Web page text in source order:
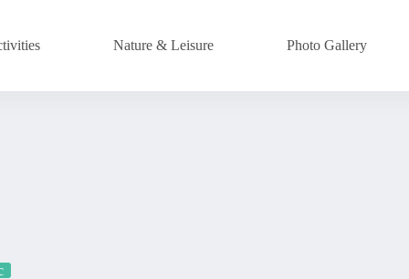
Nature & Leisure Photo Gallery